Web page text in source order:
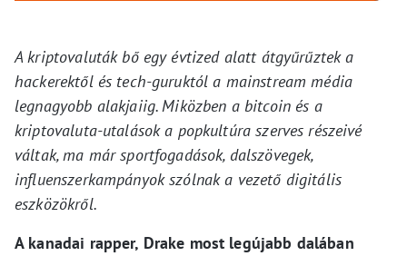
A kriptovaluták bő egy évtized alatt átgyűrűztek a
hackerektől és tech-guruktól a mainstream média
legnagyobb alakjaiig. Miközben a bitcoin és a
kriptovaluta-utalások a popkultúra szerves részeivé
váltak, ma már sportfogadások, dalszövegek,
influenszerkampányok szólnak a vezető digitális
eszközökről.
A kanadai rapper, Drake most legújabb dalában